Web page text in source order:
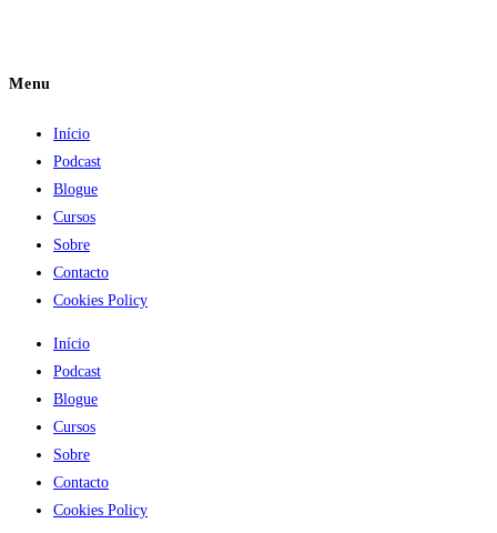
Menu
Início
Podcast
Blogue
Cursos
Sobre
Contacto
Cookies Policy
Início
Podcast
Blogue
Cursos
Sobre
Contacto
Cookies Policy